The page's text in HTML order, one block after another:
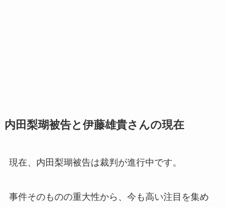
内田梨瑚被告と伊藤雄貴さんの現在
現在、内田梨瑚被告は裁判が進行中です。
事件そのものの重大性から、今も高い注目を集め